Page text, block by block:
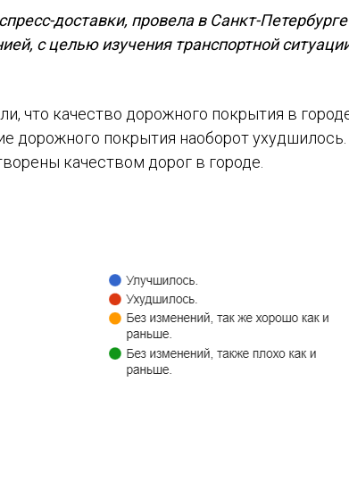
доставки, провела в Санкт-
с целью изучения транспортной
что качество дорожного покрытия в
дорожного покрытия наоборот
качеством дорог в городе.